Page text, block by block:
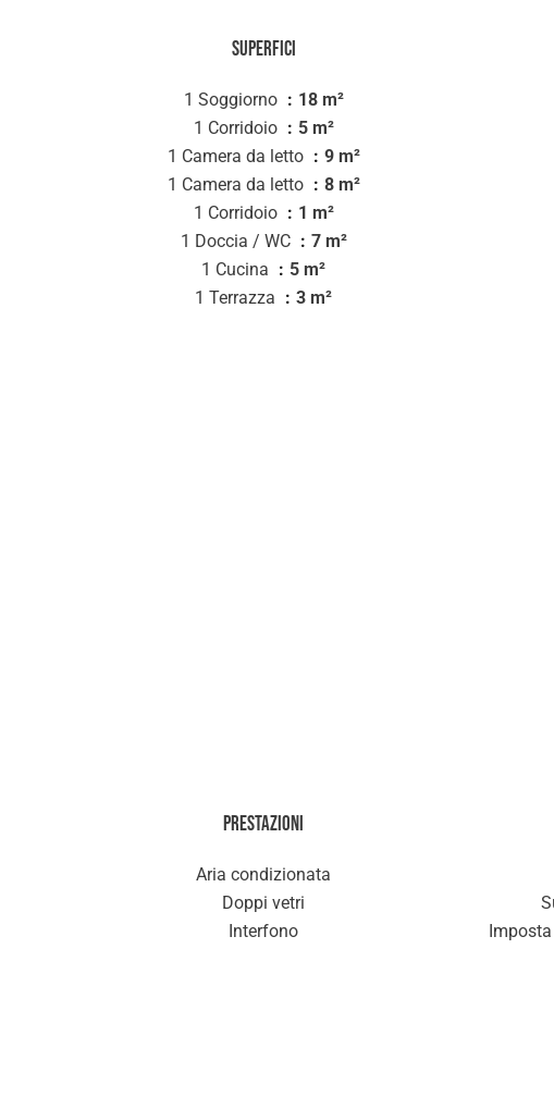
Superfici
1 Soggiorno
18 m²
1 Corridoio
5 m²
1 Camera da letto
9 m²
1 Camera da letto
8 m²
1 Corridoio
1 m²
1 Doccia / WC
7 m²
1 Cucina
5 m²
1 Terrazza
3 m²
Prestazioni
Aria condizionata
Doppi vetri
Interfono